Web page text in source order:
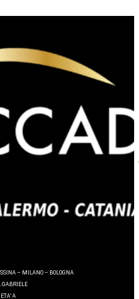
– MILANO – BOLOGNA
GABRIELE
A